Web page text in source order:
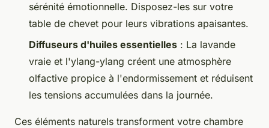
sérénité émotionnelle. Disposez-les sur votre
table de chevet pour leurs vibrations apaisantes.
Diffuseurs d'huiles essentielles : La lavande
vraie et l'ylang-ylang créent une atmosphère
olfactive propice à l'endormissement et réduisent
les tensions accumulées dans la journée.
Ces éléments naturels transforment votre chambre